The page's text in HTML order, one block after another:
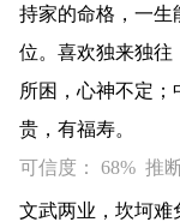
持家的命格，一生
位。喜欢独来独往
所困，心神不定
贵，有福寿。
可信度： 68% 推
文武两业，坎坷难